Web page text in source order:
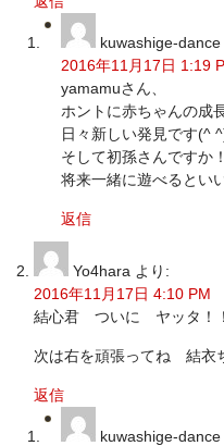
kuwashige-dance
2016年11月17日 1:19
yamamuさん、
ホントに赤ちゃんの成
日々新しい発見です(^
そして初孫さんですか
将来一緒に遊べるとい
返信
Yo4hara より:
2016年11月17日 4:10 PM
結心君 ついに ヤッタ！！
次は右を頑張ってね 結衣
返信
kuwashige-dance